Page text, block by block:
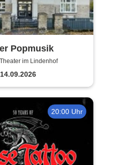
Popmusik
im Lindenhof
20:00 Uhr